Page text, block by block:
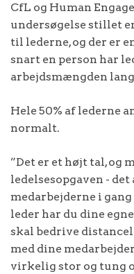
CfL og Human
undersøgelse stillet
til lederne, og der er
snart en person har
arbejdsmængden
Hele 50% af lederne
normalt.
”Det er et højt tal, og
ledelsesopgaven -
medarbejderne i
leder har du dine
skal bedrive
med dine
virkelig stor og tung